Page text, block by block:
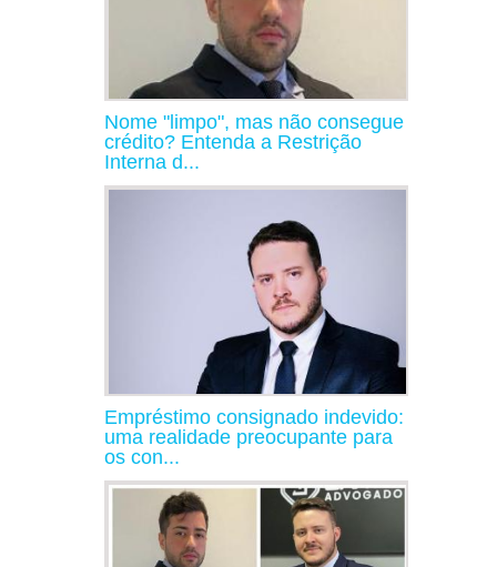
Nome "limpo", mas não consegue
crédito? Entenda a Restrição
Interna d...
Empréstimo consignado indevido:
uma realidade preocupante para
os con...